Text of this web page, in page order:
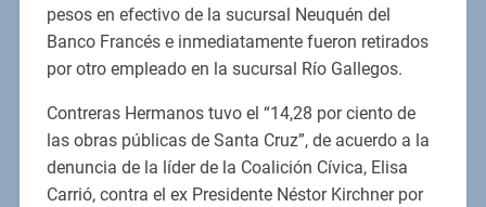
pesos en efectivo de la sucursal Neuquén del
Banco Francés e inmediatamente fueron retirados
por otro empleado en la sucursal Río Gallegos.
Contreras Hermanos tuvo el “14,28 por ciento de
las obras públicas de Santa Cruz”, de acuerdo a la
denuncia de la líder de la Coalición Cívica, Elisa
Carrió, contra el ex Presidente Néstor Kirchner por